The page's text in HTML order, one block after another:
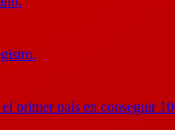
primer país en conseguir